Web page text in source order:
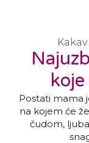
Postati mama
na kojem će
čudom,